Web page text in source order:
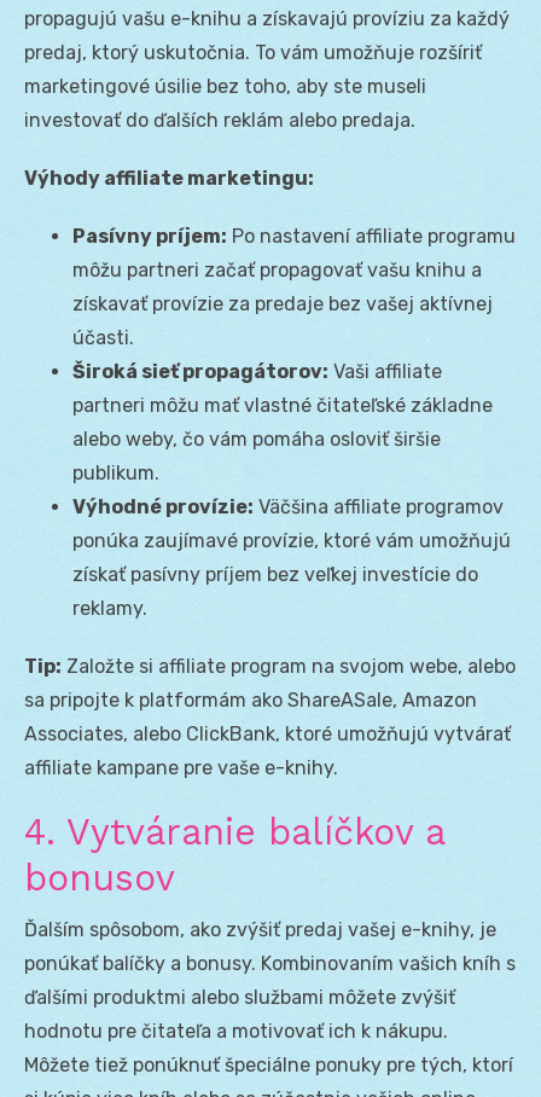
propagujú vašu e-knihu a získavajú províziu za každý
predaj, ktorý uskutočnia. To vám umožňuje rozšíriť
marketingové úsilie bez toho, aby ste museli
investovať do ďalších reklám alebo predaja.
Výhody affiliate marketingu:
Pasívny príjem: Po nastavení affiliate programu
môžu partneri začať propagovať vašu knihu a
získavať provízie za predaje bez vašej aktívnej
účasti.
Široká sieť propagátorov: Vaši affiliate
partneri môžu mať vlastné čitateľské základne
alebo weby, čo vám pomáha osloviť širšie
publikum.
Výhodné provízie: Väčšina affiliate programov
ponúka zaujímavé provízie, ktoré vám umožňujú
získať pasívny príjem bez veľkej investície do
reklamy.
Tip: Založte si affiliate program na svojom webe, alebo
sa pripojte k platformám ako ShareASale, Amazon
Associates, alebo ClickBank, ktoré umožňujú vytvárať
affiliate kampane pre vaše e-knihy.
4. Vytváranie balíčkov a
bonusov
Ďalším spôsobom, ako zvýšiť predaj vašej e-knihy, je
ponúkať balíčky a bonusy. Kombinovaním vašich kníh s
ďalšími produktmi alebo službami môžete zvýšiť
hodnotu pre čitateľa a motivovať ich k nákupu.
Môžete tiež ponúknuť špeciálne ponuky pre tých, ktorí